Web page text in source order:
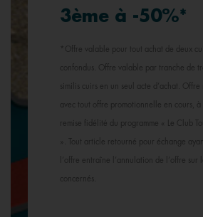
3ème à -50%*
*Offre valable pour tout achat de deux
confondus. Offre valable par tranche de
similis cuirs en un seul acte d’achat. Offre
avec tout offre promotionnelle en cours, à
remise fidélité du programme « Le Club
». Tout article retourné pour échange
l’offre entraîne l’annulation de l’offre sur
concernés.